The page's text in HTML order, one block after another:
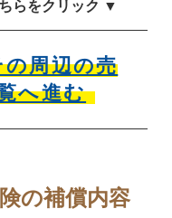
らをクリック ▼
の周辺の売
へ進む
の補償内容